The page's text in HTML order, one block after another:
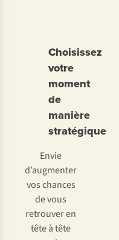
Choisissez
votre
moment
de
manière
stratégique
Envie
d’augmenter
vos chances
de vous
retrouver en
tête à tête